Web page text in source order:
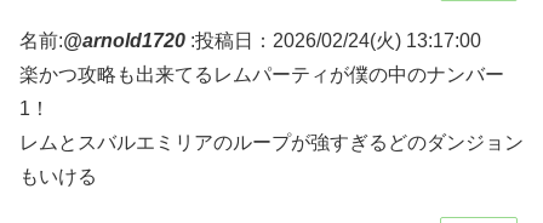
名前:@arnold1720 :投稿日：2026/02/24(火) 13:17:00
楽かつ攻略も出来てるレムパーティが僕の中のナンバー
1！
レムとスバルエミリアのループが強すぎるどのダンジョン
もいける